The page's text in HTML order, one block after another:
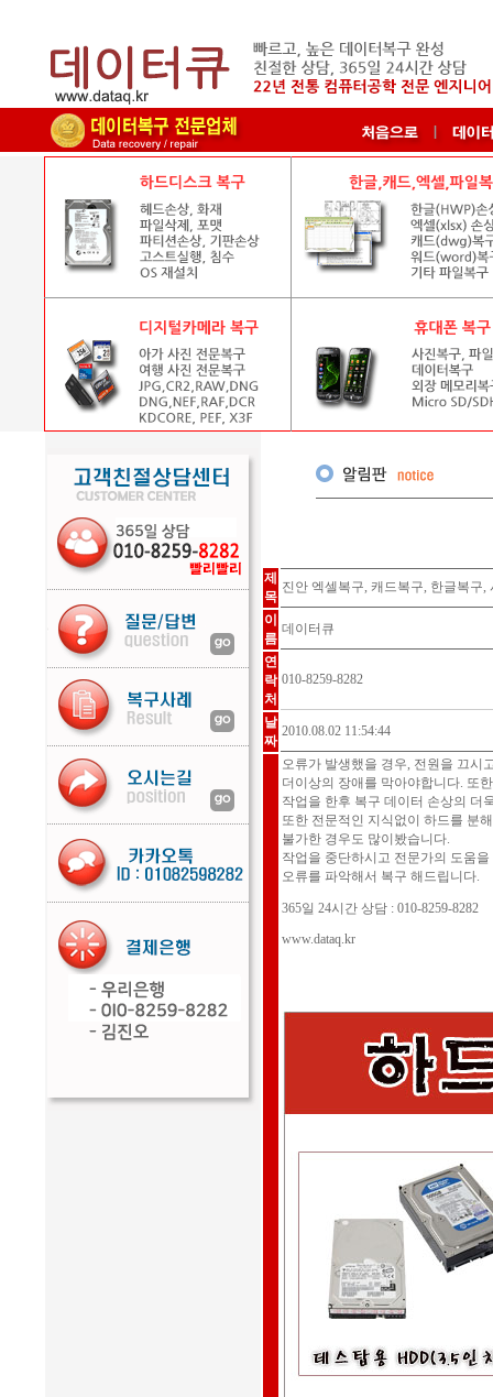
제
목
진안 엑셀복구, 캐드복구, 한글복구,
이
름
데이터큐
연
락
처
010-8259-8282
날
짜
2010.08.02 11:54:44
오류가 발생했을 경우, 전원을 끄시
더이상의 장애를 막아야합니다. 또
작업을 한후 복구 데이터 손상의 더
또한 전문적인 지식없이 하드를 분
불가한 경우도 많이봤습니다.
작업을 중단하시고 전문가의 도움
오류를 파악해서 복구 해드립니다.
365일 24시간 상담 : 010-8259-8282
www.dataq.kr